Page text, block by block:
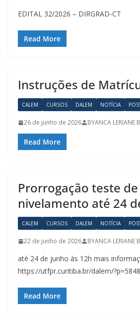
EDITAL 32/2026 – DIRGRAD-CT
Read More
Instruções de
CALEM CURSOS DALEM NOTÍCIA
26 de junho de 2026 BYANCA LERIANE
Read More
Prorrogação teste de
nivelamento até 24
CALEM CURSOS DALEM NOTÍCIA
22 de junho de 2026 BYANCA LERIANE
até 24 de junho às 12h mais
https://utfpr.curitiba.br/dalem/?p=5848
Read More